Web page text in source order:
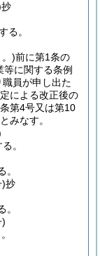
抄
る。
)前に第1条の
に関する条例
員が申し出た
による改正後の
第4号又は第10
みなす。
。
)抄
)